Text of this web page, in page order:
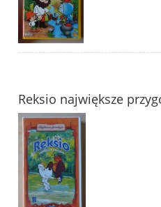
Reksio największe